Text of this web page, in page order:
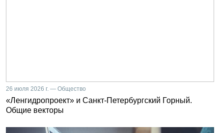
26 июля 2026 г. — Общество
«Ленгидропроект» и Санкт-Петербургский Горный.
Общие векторы